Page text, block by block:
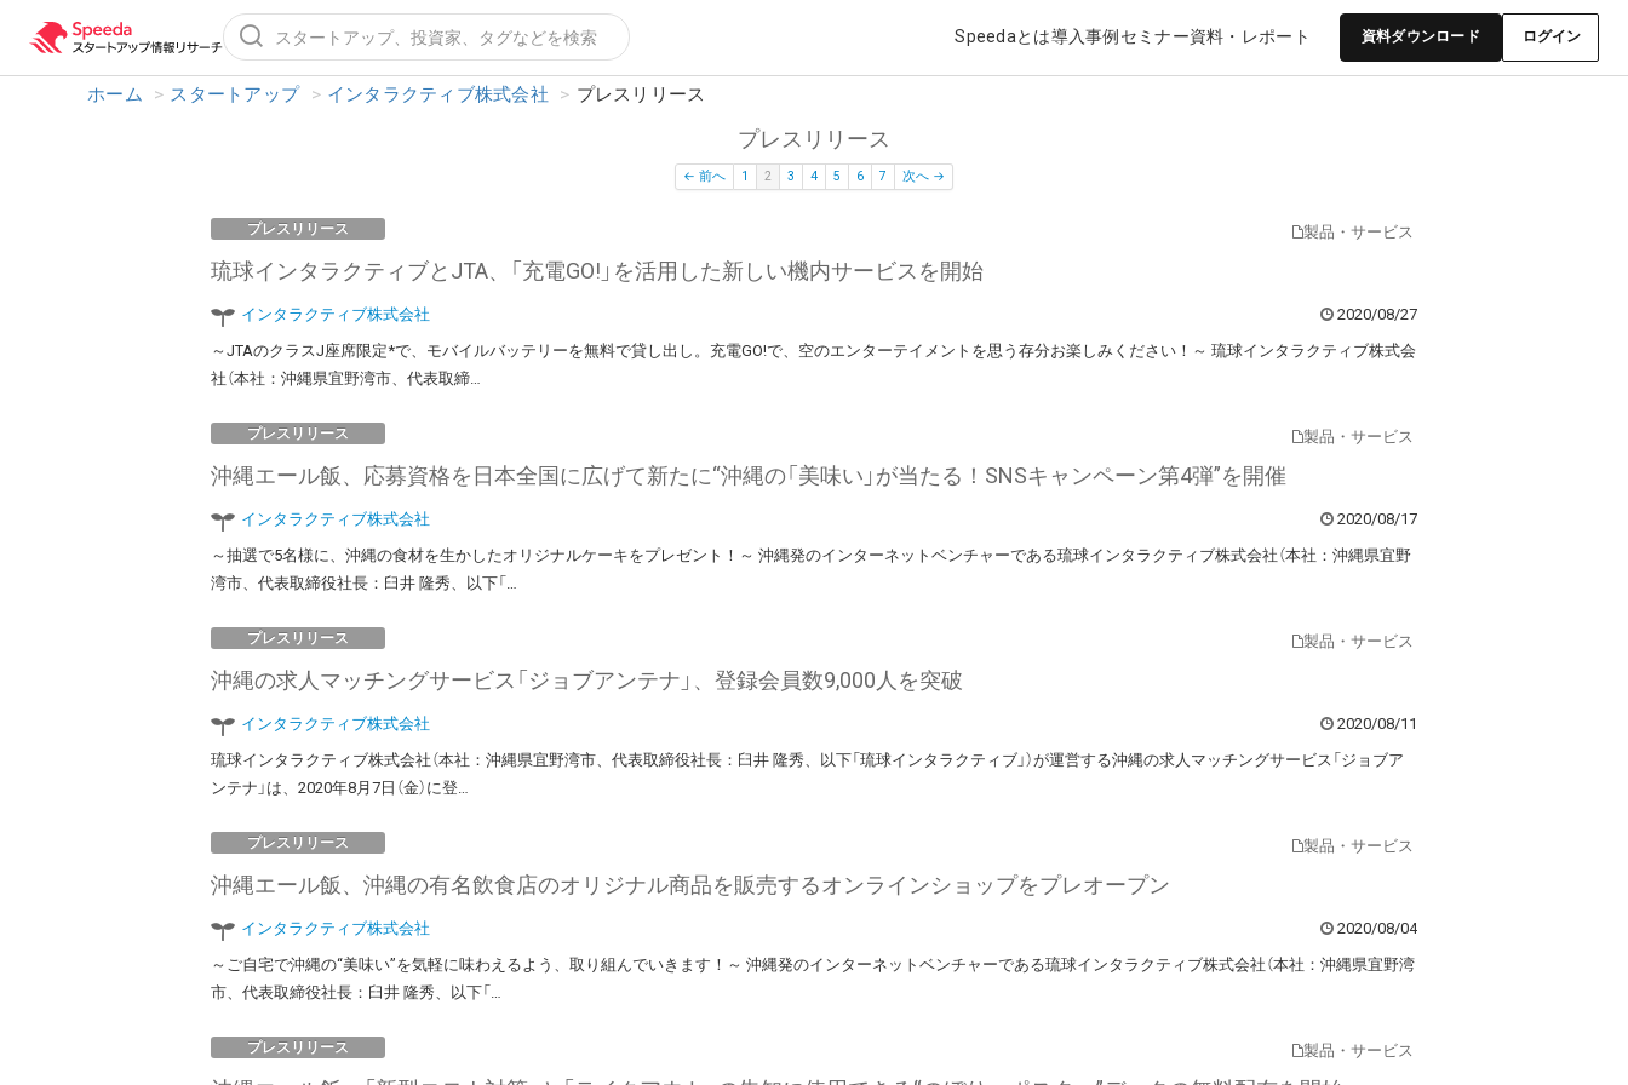
Speedaとは導入事例セミナー資料・レポート 資料ダウンロード ログイン
ホーム > スタートアップ > インタラクティブ株式会社 > プレスリリース
プレスリリース
← 前へ 1 2 3 4 5 6 7 次へ →
プレスリリース 製品・サービス
琉球インタラクティブとJTA、「充電GO!」を活用した新しい機内サービスを開始
インタラクティブ株式会社
2020/08/27
～JTAのクラスJ座席限定*で、モバイルバッテリーを無料で貸し出し。充電GO!で、空のエンターテイメントを思う存分お楽しみください！～ 琉球インタラクティブ株式会
社（本社：沖縄県宜野湾市、代表取締…
プレスリリース 製品・サービス
沖縄エール飯、応募資格を日本全国に広げて新たに“沖縄の「美味い」が当たる！SNSキャンペーン第4弾”を開催
インタラクティブ株式会社
2020/08/17
～抽選で5名様に、沖縄の食材を生かしたオリジナルケーキをプレゼント！～ 沖縄発のインターネットベンチャーである琉球インタラクティブ株式会社（本社：沖縄県宜野
湾市、代表取締役社長：臼井 隆秀、以下「…
プレスリリース 製品・サービス
沖縄の求人マッチングサービス「ジョブアンテナ」、登録会員数9,000人を突破
インタラクティブ株式会社
2020/08/11
琉球インタラクティブ株式会社（本社：沖縄県宜野湾市、代表取締役社長：臼井 隆秀、以下「琉球インタラクティブ」）が運営する沖縄の求人マッチングサービス「ジョブア
ンテナ」は、2020年8月7日（金）に登…
プレスリリース 製品・サービス
沖縄エール飯、沖縄の有名飲食店のオリジナル商品を販売するオンラインショップをプレオープン
インタラクティブ株式会社
2020/08/04
～ご自宅で沖縄の“美味い”を気軽に味わえるよう、取り組んでいきます！～ 沖縄発のインターネットベンチャーである琉球インタラクティブ株式会社（本社：沖縄県宜野湾
市、代表取締役社長：臼井 隆秀、以下「…
プレスリリース 製品・サービス